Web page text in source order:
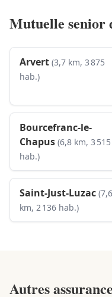
Mutuelle senior
Arvert (3,7 km, 3 875
hab.)
Bourcefranc-le-
Chapus (6,8 km, 3 515
hab.)
Saint-Just-Luzac (7,6
km, 2 136 hab.)
Autres